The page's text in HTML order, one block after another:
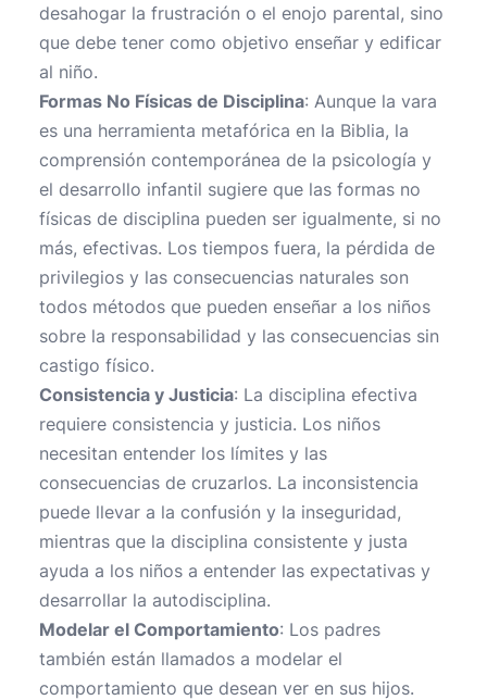
desahogar la frustración o el enojo parental, sino
que debe tener como objetivo enseñar y edificar
al niño.
Formas No Físicas de Disciplina: Aunque la vara
es una herramienta metafórica en la Biblia, la
comprensión contemporánea de la psicología y
el desarrollo infantil sugiere que las formas no
físicas de disciplina pueden ser igualmente, si no
más, efectivas. Los tiempos fuera, la pérdida de
privilegios y las consecuencias naturales son
todos métodos que pueden enseñar a los niños
sobre la responsabilidad y las consecuencias sin
castigo físico.
Consistencia y Justicia: La disciplina efectiva
requiere consistencia y justicia. Los niños
necesitan entender los límites y las
consecuencias de cruzarlos. La inconsistencia
puede llevar a la confusión y la inseguridad,
mientras que la disciplina consistente y justa
ayuda a los niños a entender las expectativas y
desarrollar la autodisciplina.
Modelar el Comportamiento: Los padres
también están llamados a modelar el
comportamiento que desean ver en sus hijos.